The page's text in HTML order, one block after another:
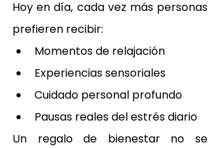
Hoy en día, cada vez más personas
prefieren recibir:
Momentos de relajación
Experiencias sensoriales
Cuidado personal profundo
Pausas reales del estrés diario
Un regalo de bienestar no se